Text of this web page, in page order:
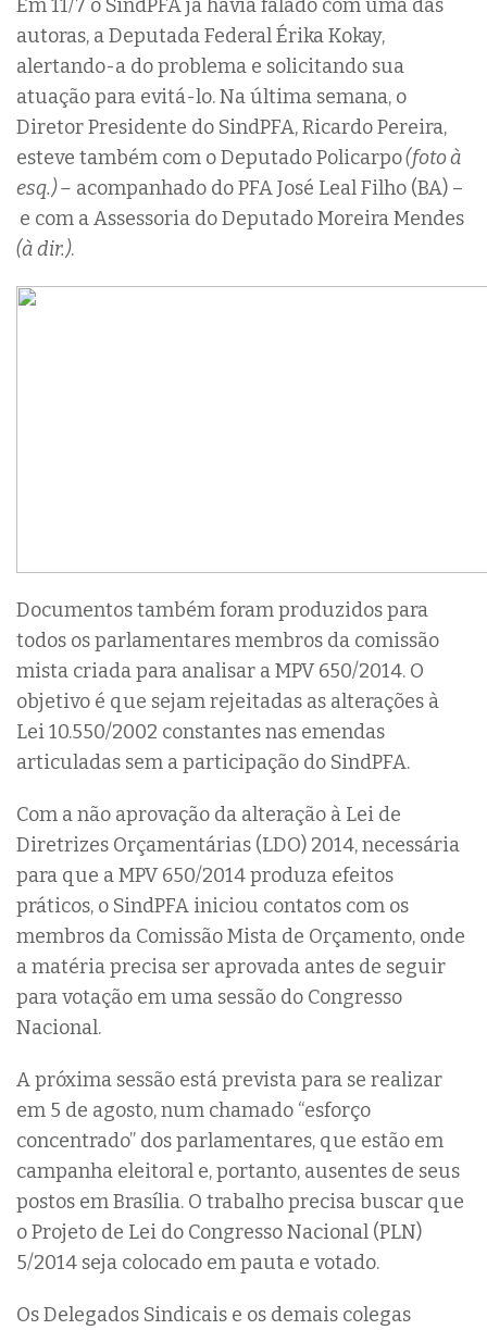
Em 11/7 o SindPFA já havia falado com uma das
autoras, a Deputada Federal Érika Kokay,
alertando-a do problema e solicitando sua
atuação para evitá-lo. Na última semana, o
Diretor Presidente do SindPFA, Ricardo Pereira,
esteve também com o Deputado Policarpo(foto à
esq.) – acompanhado do PFA José Leal Filho (BA) –
e com a Assessoria do Deputado Moreira Mendes
(à dir.).
Documentos também foram produzidos para
todos os parlamentares membros da comissão
mista criada para analisar a MPV 650/2014. O
objetivo é que sejam rejeitadas as alterações à
Lei 10.550/2002 constantes nas emendas
articuladas sem a participação do SindPFA.
Com a não aprovação da alteração à Lei de
Diretrizes Orçamentárias (LDO) 2014, necessária
para que a MPV 650/2014 produza efeitos
práticos, o SindPFA iniciou contatos com os
membros da Comissão Mista de Orçamento, onde
a matéria precisa ser aprovada antes de seguir
para votação em uma sessão do Congresso
Nacional.
A próxima sessão está prevista para se realizar
em 5 de agosto, num chamado “esforço
concentrado” dos parlamentares, que estão em
campanha eleitoral e, portanto, ausentes de seus
postos em Brasília. O trabalho precisa buscar que
o Projeto de Lei do Congresso Nacional (PLN)
5/2014 seja colocado em pauta e votado.
Os Delegados Sindicais e os demais colegas